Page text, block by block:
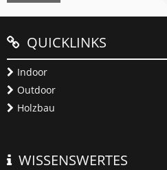
QUICKLINKS
Indoor
Outdoor
Holzbau
WISSENSWERTES